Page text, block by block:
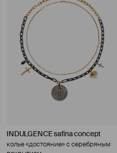
INDULGENCE safina concept
колье «достояние» с серебряным